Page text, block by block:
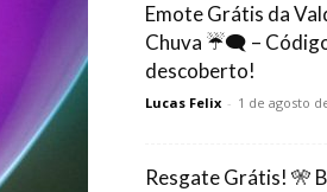
Emote Grátis da
Chuva ☔🗨️ –
descoberto!
Lucas Felix - 1 de agosto
Resgate Grátis! 🎌